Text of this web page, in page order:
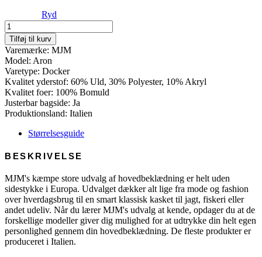
Ryd
Aron
-
32
Wool
Mix
antal
Tilføj til kurv
Varemærke: MJM
Model: Aron
Varetype: Docker
Kvalitet yderstof: 60% Uld, 30% Polyester, 10% Akryl
Kvalitet foer: 100% Bomuld
Justerbar bagside: Ja
Produktionsland: Italien
Størrelsesguide
BESKRIVELSE
MJM's kæmpe store udvalg af hovedbeklædning er helt uden
sidestykke i Europa. Udvalget dækker alt lige fra mode og fashion
over hverdagsbrug til en smart klassisk kasket til jagt, fiskeri eller
andet udeliv. Når du lærer MJM's udvalg at kende, opdager du at de
forskellige modeller giver dig mulighed for at udtrykke din helt egen
personlighed gennem din hovedbeklædning. De fleste produkter er
produceret i Italien.